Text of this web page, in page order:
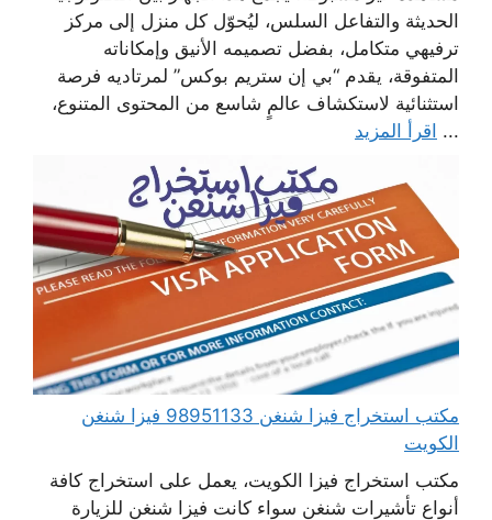
الحديثة والتفاعل السلس، ليُحوّل كل منزل إلى مركز
ترفيهي متكامل، بفضل تصميمه الأنيق وإمكاناته
المتفوقة، يقدم “بي إن ستريم بوكس” لمرتاديه فرصة
استثنائية لاستكشاف عالمٍ شاسع من المحتوى المتنوع،
... اقرأ المزيد
مكتب استخراج فيزا شنغن 98951133 فيزا شنغن
الكويت
مكتب استخراج فيزا الكويت، يعمل على استخراج كافة
أنواع تأشيرات شنغن سواء كانت فيزا شنغن للزيارة